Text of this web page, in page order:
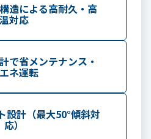
造による高耐久・高
温対応
で省メンテナンス・
ネ運転
設計（最大50°傾斜対
応）